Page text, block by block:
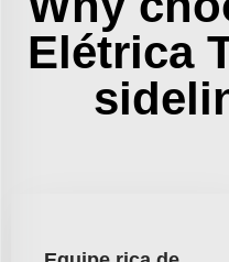
Elétrica